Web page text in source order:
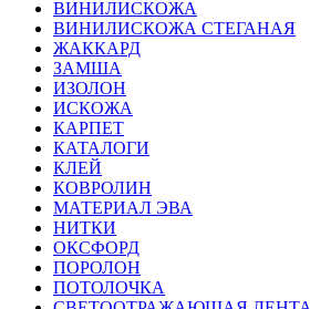
ВИНИЛИСКОЖА
ВИНИЛИСКОЖА СТЕГАНАЯ
ЖАККАРД
ЗАМША
ИЗОЛОН
ИСКОЖА
КАРПЕТ
КАТАЛОГИ
КЛЕЙ
КОВРОЛИН
МАТЕРИАЛ ЭВА
НИТКИ
ОКСФОРД
ПОРОЛОН
ПОТОЛОЧКА